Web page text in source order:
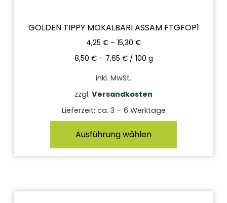
GOLDEN TIPPY MOKALBARI ASSAM FTGFOP1
4,25 € – 15,30 €
8,50 €– 7,65 €/ 100 g
inkl. MwSt.
zzgl. Versandkosten
Lieferzeit: ca. 3 – 6 Werktage
Ausführung wählen